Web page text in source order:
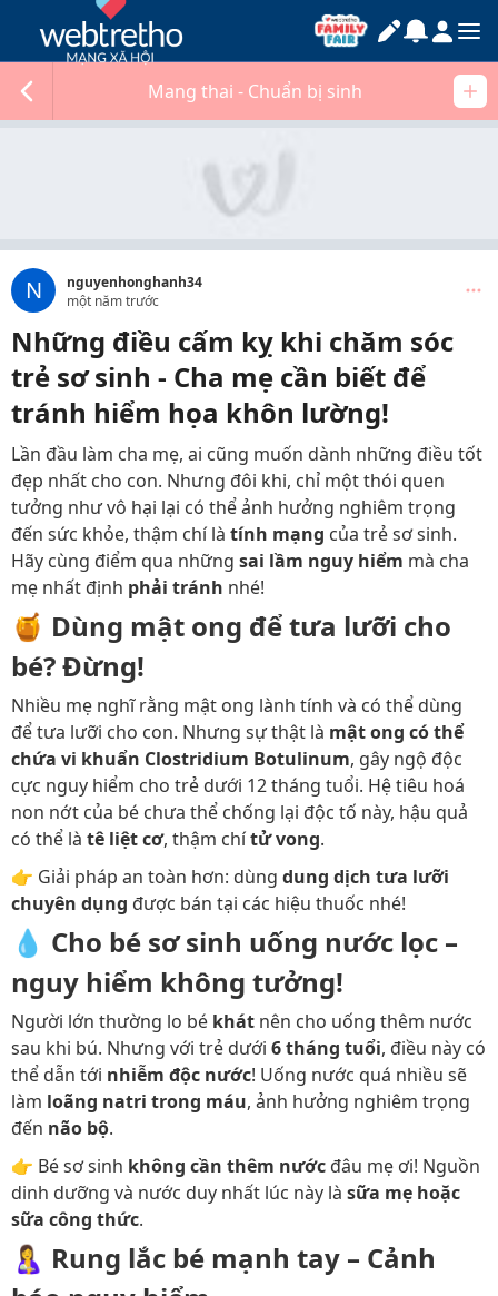
Mang thai - Chuẩn bị sinh
N
nguyenhonghanh34
một năm trước
Những điều cấm kỵ khi chăm sóc
trẻ sơ sinh - Cha mẹ cần biết để
tránh hiểm họa khôn lường!
Lần đầu làm cha mẹ, ai cũng muốn dành những điều tốt
đẹp nhất cho con. Nhưng đôi khi, chỉ một thói quen
tưởng như vô hại lại có thể ảnh hưởng nghiêm trọng
đến sức khỏe, thậm chí là tính mạng của trẻ sơ sinh.
Hãy cùng điểm qua những sai lầm nguy hiểm mà cha
mẹ nhất định phải tránh nhé!
🍯 Dùng mật ong để tưa lưỡi cho
bé? Đừng!
Nhiều mẹ nghĩ rằng mật ong lành tính và có thể dùng
để tưa lưỡi cho con. Nhưng sự thật là mật ong có thể
chứa vi khuẩn Clostridium Botulinum, gây ngộ độc
cực nguy hiểm cho trẻ dưới 12 tháng tuổi. Hệ tiêu hoá
non nớt của bé chưa thể chống lại độc tố này, hậu quả
có thể là tê liệt cơ, thậm chítử vong.
👉 Giải pháp an toàn hơn: dùng dung dịch tưa lưỡi
chuyên dụng được bán tại các hiệu thuốc nhé!
💧 Cho bé sơ sinh uống nước lọc –
nguy hiểm không tưởng!
Người lớn thường lo bé khát nên cho uống thêm nước
sau khi bú. Nhưng với trẻ dưới 6 tháng tuổi, điều này có
thể dẫn tới nhiễm độc nước! Uống nước quá nhiều sẽ
làm loãng natri trong máu, ảnh hưởng nghiêm trọng
đến não bộ.
👉 Bé sơ sinh không cần thêm nước đâu mẹ ơi! Nguồn
dinh dưỡng và nước duy nhất lúc này là sữa mẹ hoặc
sữa công thức.
🤱 Rung lắc bé mạnh tay – Cảnh